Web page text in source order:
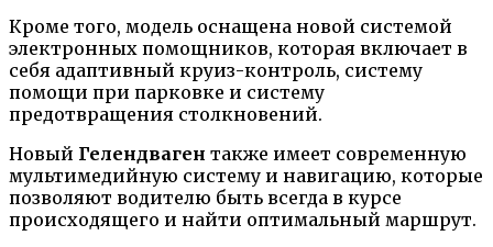
Кроме того, модель оснащена новой системой
электронных помощников, которая включает в
себя адаптивный круиз-контроль, систему
помощи при парковке и систему
предотвращения столкновений.
Новый Гелендваген также имеет современную
мультимедийную систему и навигацию, которые
позволяют водителю быть всегда в курсе
происходящего и найти оптимальный маршрут.